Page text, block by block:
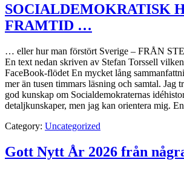
SOCIALDEMOKRATISK
FRAMTID …
… eller hur man förstört Sverige – FRÅN
En text nedan skriven av Stefan Torssell
FaceBook-flödet En mycket lång
mer än tusen timmars läsning och samtal. Jag
god kunskap om Socialdemokraternas
detaljkunskaper, men jag kan orientera mig.
Category: Uncategorized
Gott Nytt År 2026 från